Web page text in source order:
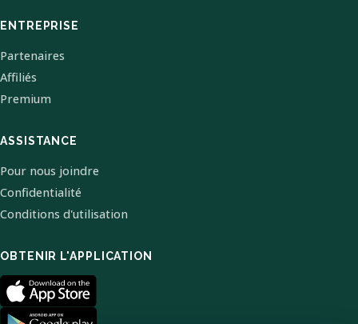
ENTREPRISE
Partenaires
Affiliés
Premium
ASSISTANCE
Pour nous joindre
Confidentialité
Conditions d'utilisation
OBTENIR L'APPLICATION